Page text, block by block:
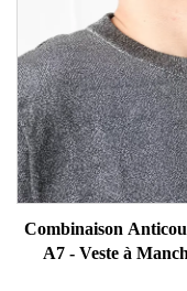
Combinaison
A7 - Veste à